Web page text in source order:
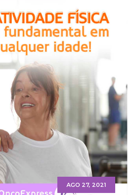
AGO 27, 2021